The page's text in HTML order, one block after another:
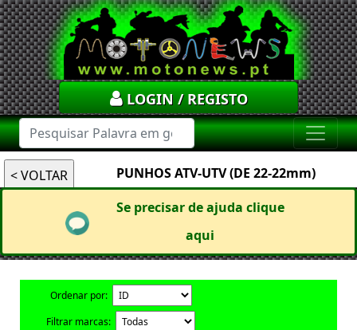
LOGIN / REGISTO
PUNHOS ATV-UTV (DE 22-22mm)
Se precisar de ajuda clique
aqui
Ordenar por:
Filtrar marcas: